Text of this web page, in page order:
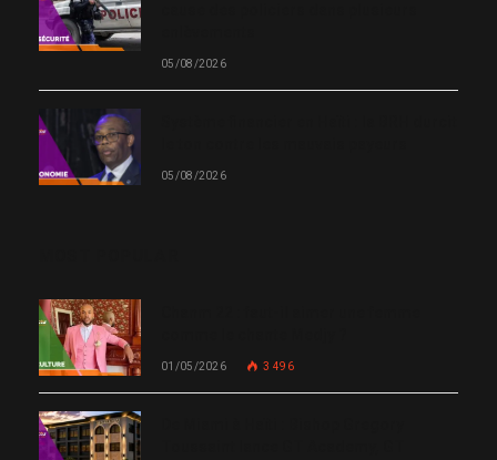
05/08/2026
05/08/2026
01/05/2026 3 496